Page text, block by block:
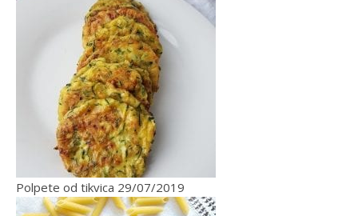
Polpete od tikvica 29/07/2019